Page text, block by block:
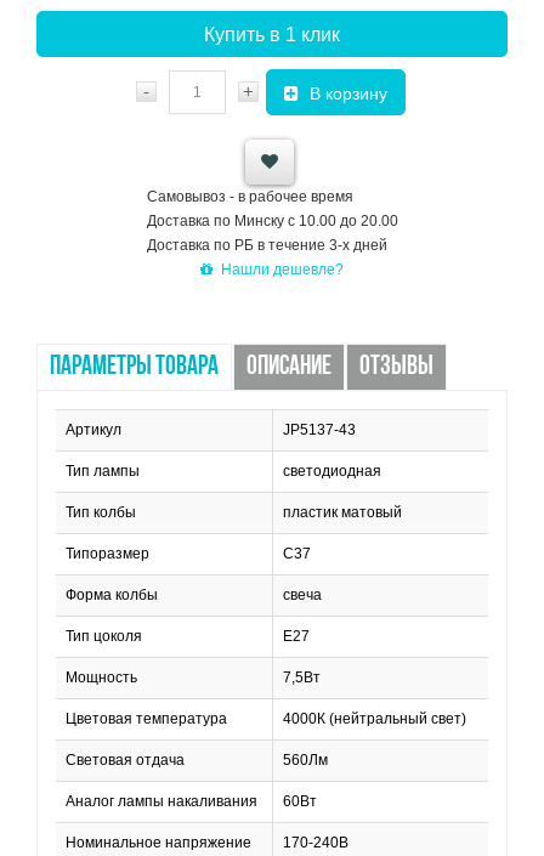
Купить в 1 клик
- + В корзину
Самовывоз - в рабочее время
Доставка по Минску с 10.00 до 20.00
Доставка по РБ в течение 3-х дней
Нашли дешевле?
ПАРАМЕТРЫ ТОВАРА ОПИСАНИЕ ОТЗЫВЫ
Артикул JP5137-43
Тип лампы светодиодная
Тип колбы пластик матовый
Типоразмер C37
Форма колбы свеча
Тип цоколя E27
Мощность 7,5Вт
Цветовая температура 4000К (нейтральный свет)
Световая отдача 560Лм
Аналог лампы накаливания 60Вт
Номинальное напряжение 170-240В